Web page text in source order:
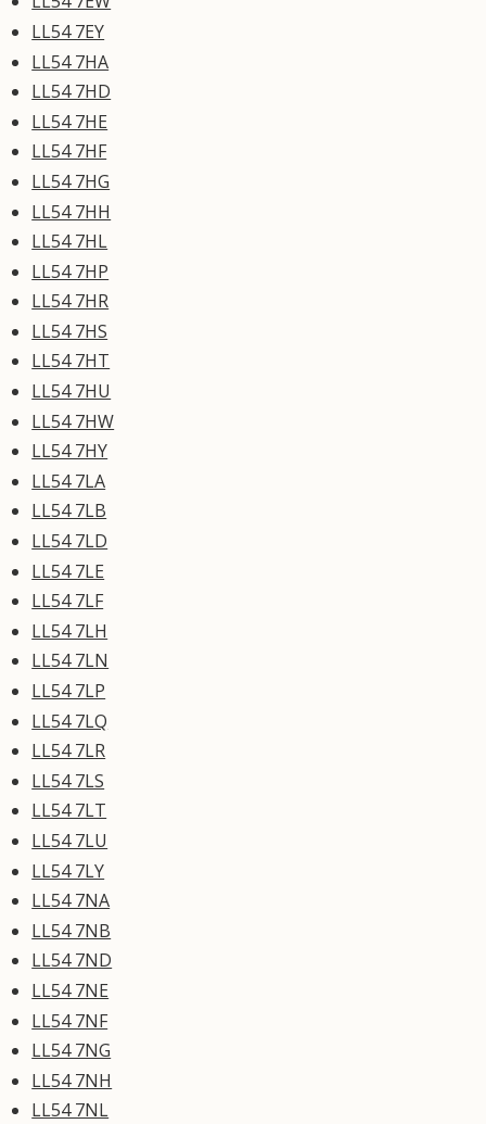
LL54 7EY
LL54 7HA
LL54 7HD
LL54 7HE
LL54 7HF
LL54 7HG
LL54 7HH
LL54 7HL
LL54 7HP
LL54 7HR
LL54 7HS
LL54 7HT
LL54 7HU
LL54 7HW
LL54 7HY
LL54 7LA
LL54 7LB
LL54 7LD
LL54 7LE
LL54 7LF
LL54 7LH
LL54 7LN
LL54 7LP
LL54 7LQ
LL54 7LR
LL54 7LS
LL54 7LT
LL54 7LU
LL54 7LY
LL54 7NA
LL54 7NB
LL54 7ND
LL54 7NE
LL54 7NF
LL54 7NG
LL54 7NH
LL54 7NL